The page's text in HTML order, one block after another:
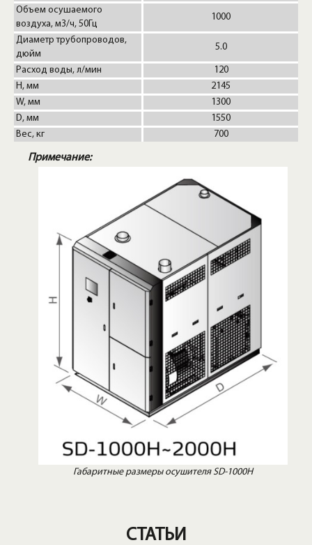
Объем осушаемого
воздуха, м3/ч, 50Гц
1000
Диаметр трубопроводов,
дюйм
5.0
Расход воды, л/мин
120
H, мм
2145
W, мм
1300
D, мм
1550
Вес, кг
700
Примечание:
Габаритные размеры осушителя SD-1000H
СТАТЬИ